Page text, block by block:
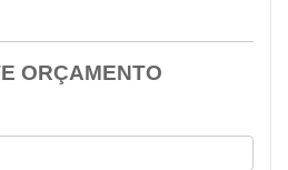
ORÇAMENTO